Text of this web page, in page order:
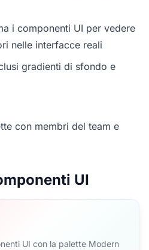
i componenti UI per vedere
nelle interfacce reali
gradienti di sfondo e
con membri del team e
UI
UI con la palette Modern